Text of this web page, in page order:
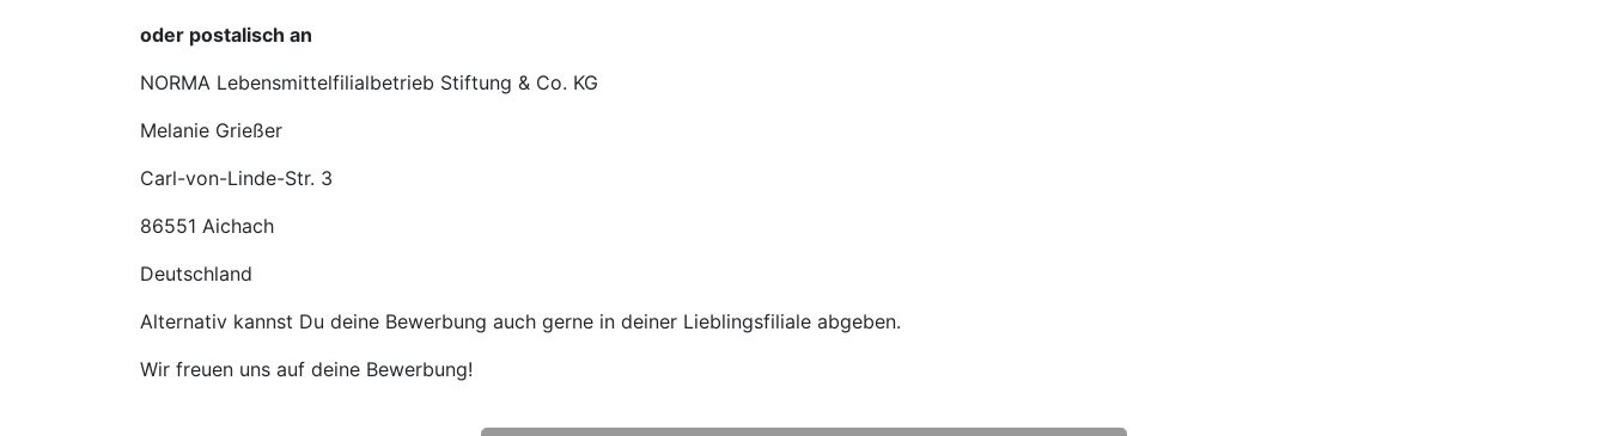
oder postalisch an
NORMA Lebensmittelfilialbetrieb Stiftung & Co. KG
Melanie Grießer
Carl-von-Linde-Str. 3
86551 Aichach
Deutschland
Alternativ kannst Du deine Bewerbung auch gerne in deiner Lieblingsfiliale abgeben.
Wir freuen uns auf deine Bewerbung!